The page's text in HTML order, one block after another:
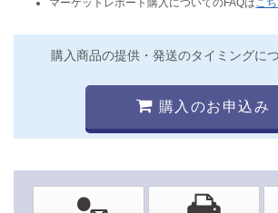
購入商品の提供・発送のタイミングに
購入のお申込み